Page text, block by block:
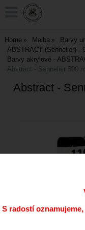
Home Malba Barvy
ABSTRACT (Sennelier) -
Barvy akrylové -
Abstract - Sennelier 500
Abstract -
S radostí